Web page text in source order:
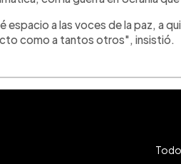
espacio a las voces de la paz, a
como a tantos otros", insistió.